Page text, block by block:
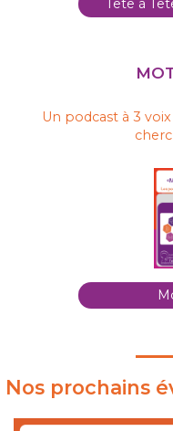
Tête à
Un podcast à 3
Nos prochains